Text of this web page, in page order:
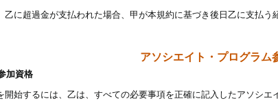
乙に超過金が支払われた場合、甲が本規約に基づき後日乙に支払う
アソシエイト・プログラム
加資格
開始するには、乙は、すべての必要事項を正確に記入したアソシ